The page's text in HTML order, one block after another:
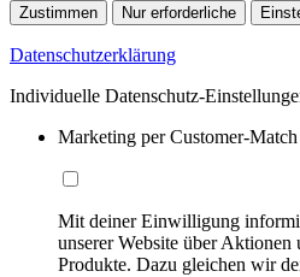
Zustimmen Nur erforderliche
Datenschutzerklärung
Individuelle Datenschutz-
Marketing per Customer-Match
Mit deiner Einwilligung
unserer Website über Aktionen
Produkte. Dazu gleichen wir